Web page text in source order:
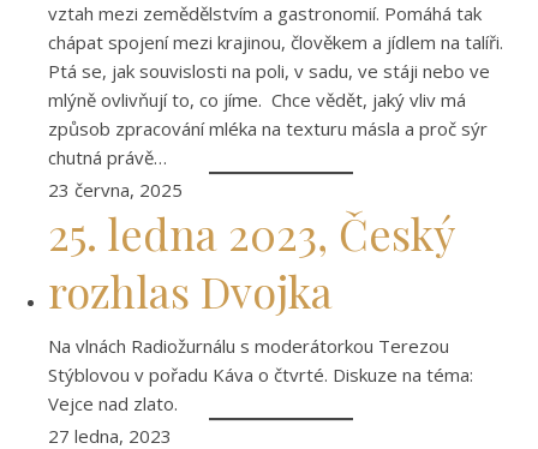
vztah mezi zemědělstvím a gastronomií. Pomáhá tak
chápat spojení mezi krajinou, člověkem a jídlem na talíři.
Ptá se, jak souvislosti na poli, v sadu, ve stáji nebo ve
mlýně ovlivňují to, co jíme. Chce vědět, jaký vliv má
způsob zpracování mléka na texturu másla a proč sýr
chutná právě…
23 června, 2025
25. ledna 2023, Český
rozhlas Dvojka
Na vlnách Radiožurnálu s moderátorkou Terezou
Stýblovou v pořadu Káva o čtvrté. Diskuze na téma:
Vejce nad zlato.
27 ledna, 2023